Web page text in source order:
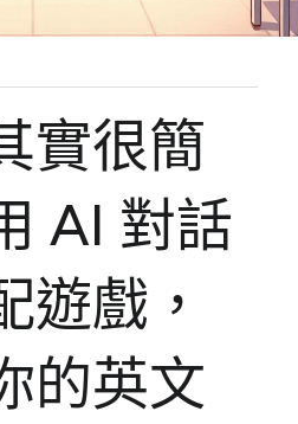
實很簡
AI 對話
遊戲，
的英文